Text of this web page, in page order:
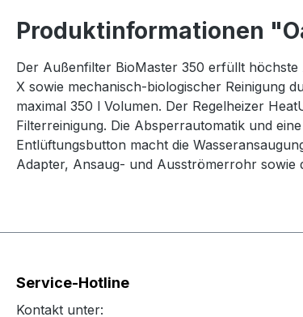
Produktinformationen
Der Außenfilter BioMaster 350 erfüllt
X sowie mechanisch-biologischer Reinigung
maximal 350 l Volumen. Der Regelheizer
Filterreinigung. Die Absperrautomatik und
Entlüftungsbutton macht die
Adapter, Ansaug- und Ausströmerrohr sowie
Service-Hotline
Kontakt unter: